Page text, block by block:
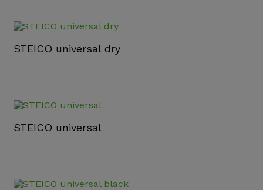
STEICO universal dry
STEICO universal